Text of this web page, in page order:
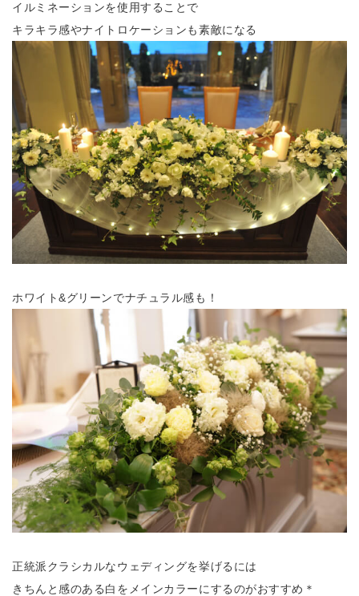
イルミネーションを使用することで
キラキラ感やナイトロケーションも素敵になる
ホワイト&グリーンでナチュラル感も！
正統派クラシカルなウェディングを挙げるには
きちんと感のある白をメインカラーにするのがおすすめ＊